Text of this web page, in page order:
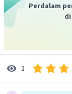
Perdalam
di
1